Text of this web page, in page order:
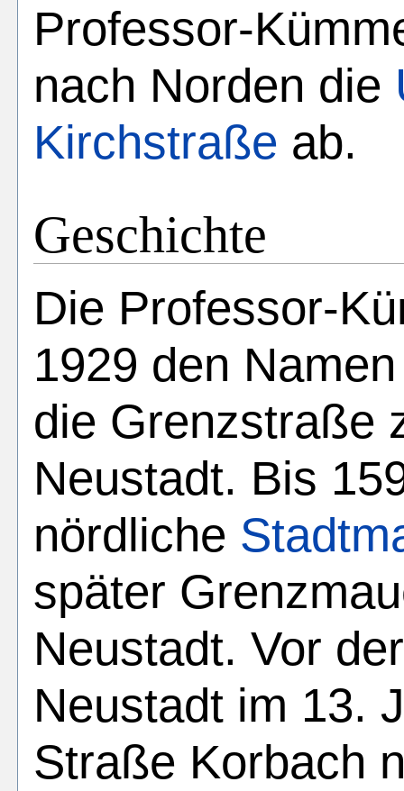
Professor-
nach Norden die
Kirchstraße ab.
Geschichte
Die Professor-
1929 den
die Grenzstraße
Neustadt. Bis
nördliche
später
Neustadt. Vor
Neustadt im 13.
Straße Korbach